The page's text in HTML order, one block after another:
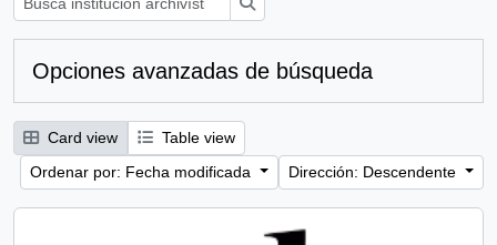
Opciones avanzadas de búsqueda
Card view
Table view
Ordenar por: Fecha modificada
Dirección: Descendente